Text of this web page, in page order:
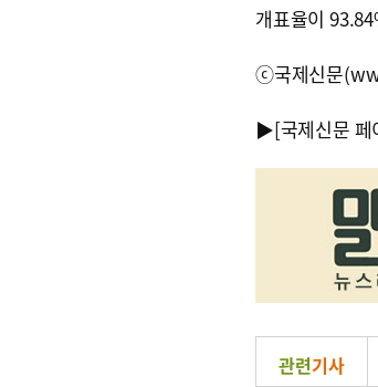
개표율이
ⓒ국제신문
▶[국제신문 페
관련기사